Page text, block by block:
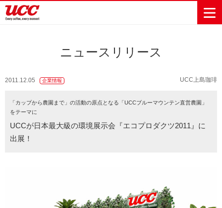
ーヒー
コーヒー
ドリンク
ド
ト
器具・その他
おいしいコー
UCCのコーヒ
UCCコーヒー
UCCコーヒー
東京ディズニ
カフェのお仕
Sustainability
サステナビ
ルなコーヒ
ー調達
自然を豊かに
カーボンニ
人権の尊重
サーキュラ
直営農園
ジャマイカ
レンジ
Sustainability
会社案内
セージ
事業内容
連事業
地域・戦略
UCCの活動
リティ
ッジ
ウェブマガ
ニュースリリース
2011.12.05 企業情報 UCC上島珈琲
「カップから農園まで」の活動の原点となる「UCCブルーマウンテン直営農園」
をテーマに
UCCが日本最大級の環境展示会『エコプロダクツ2011』に
出展！